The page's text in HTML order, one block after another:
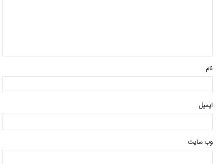
*
نام
ایمیل
وب‌ سایت